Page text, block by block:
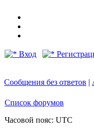
Вход
Сообщения без ответов |
Список форумов
Часовой пояс: UTC